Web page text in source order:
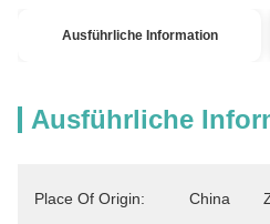
Ausführliche Information
Ausführliche
Place Of Origin: China